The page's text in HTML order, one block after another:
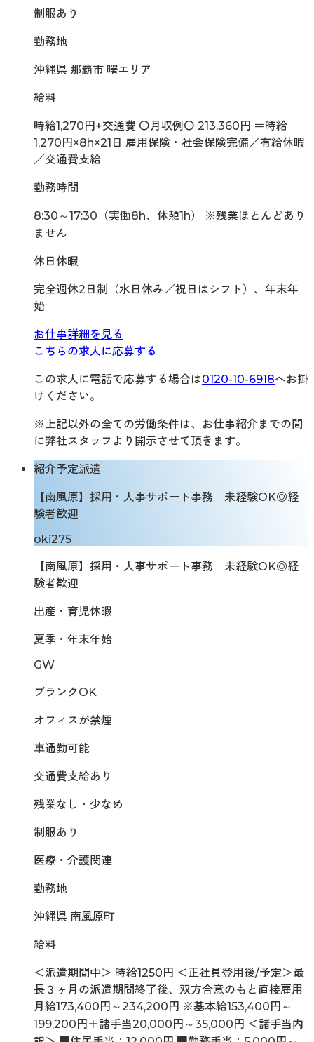
制服あり
勤務地
沖縄県 那覇市 曙エリア
給料
時給1,270円+交通費 〇月収例〇 213,360円 ＝時給
1,270円×8h×21日 雇用保険・社会保険完備／有給休暇
／交通費支給
勤務時間
8:30～17:30（実働8h、休憩1h） ※残業ほとんどあり
ません
休日休暇
完全週休2日制（水日休み／祝日はシフト）、年末年
始
お仕事詳細を見る
こちらの求人に応募する
この求人に電話で応募する場合は0120-10-6918へお掛
けください。
※上記以外の全ての労働条件は、お仕事紹介までの間
に弊社スタッフより開示させて頂きます。
紹介予定派遣
【南風原】採用・人事サポート事務｜未経験OK◎経
験者歓迎
oki275
【南風原】採用・人事サポート事務｜未経験OK◎経
験者歓迎
出産・育児休暇
夏季・年末年始
GW
ブランクOK
オフィスが禁煙
車通勤可能
交通費支給あり
残業なし・少なめ
制服あり
医療・介護関連
勤務地
沖縄県 南風原町
給料
＜派遣期間中＞ 時給1250円 ＜正社員登用後/予定＞最
長３ヶ月の派遣期間終了後、双方合意のもと直接雇用
月給173,400円～234,200円 ※基本給153,400円～
199,200円＋諸手当20,000円～35,000円 ＜諸手当内